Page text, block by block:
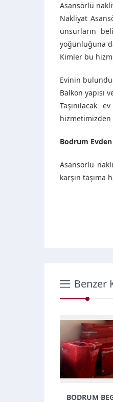
Asansörlü
Nakliyat
unsurların
yoğunluğuna
Kimler bu
Evinin
Balkon yapısı
Taşınılacak
hizmetimizden
Bodrum
Asansörlü
karşın taşıma
Benzer
BODRUM BEGONVIL